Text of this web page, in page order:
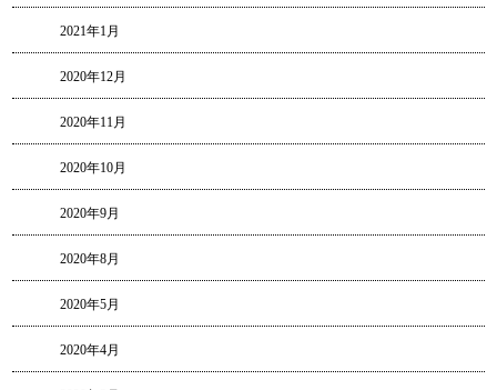
2021年1月
2020年12月
2020年11月
2020年10月
2020年9月
2020年8月
2020年5月
2020年4月